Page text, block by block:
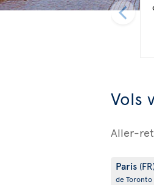
Vols
Aller-
Paris
de Toronto